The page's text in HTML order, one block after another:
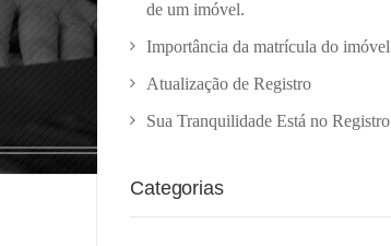
de um imóvel.
Importância da matrícula do imóvel
Atualização de Registro
Sua Tranquilidade Está no Registro
Categorias